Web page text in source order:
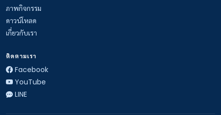
ภาพกิจกรรม
ดาวน์โหลด
เกี่ยวกับเรา
ติดตามเรา
Facebook
YouTube
LINE